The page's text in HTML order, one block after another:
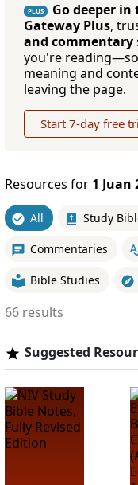
PLUS Go deeper in
Gateway Plus,
and commentary
you're
meaning and
leaving the page.
Start 7-day free
Resources for 1 Juan
All Study
Commentaries
Bible Studies
66 results
Suggested